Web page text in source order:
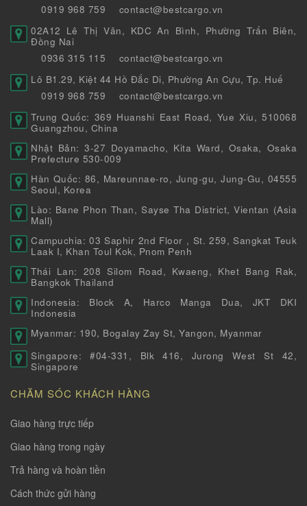
0919 968 759
contact@bestcargo.vn
02A12 Lê Thị Vân, KDC An Bình, Phường Trấn Biên,
Đồng Nai
0936 315 115
contact@bestcargo.vn
Lô B1.29, Kiệt 44 Hồ Đắc Di, Phường An Cựu, Tp. Huế
0919 968 759
contact@bestcargo.vn
Trung Quốc: 369 Huanshi East Road, Yue Xiu, 510068
Guangzhou, China
Nhật Bản: 3-27 Doyamacho, Kita Ward, Osaka, Osaka
Prefecture 530-009
Hàn Quốc: 86, Mareunnae-ro, Jung-gu, Jung-Gu, 04555
Seoul, Korea
Lào: Bane Phon Than, Sayse Tha District, Vientan (Asia
Mall)
Campuchia: 03 Saphir 2nd Floor , St. 259, Sangkat Teuk
Laak I, Khan Toul Kok, Pnom Penh
Thái Lan: 208 Silom Road, Kwaeng, Khet Bang Rak,
Bangkok Thailand
Indonesia: Block A, Harco Manga Dua, JKT DKI
Indonesia
Myanmar: 190, Bogalay Zay St, Yangon, Myanmar
Singapore: #04-331, Blk 416, Jurong West St 42,
Singapore
CHĂM SÓC KHÁCH HÀNG
Giao hàng trực tiếp
Giao hàng trong ngày
Trả hàng và hoàn tiền
Cách thức gửi hàng